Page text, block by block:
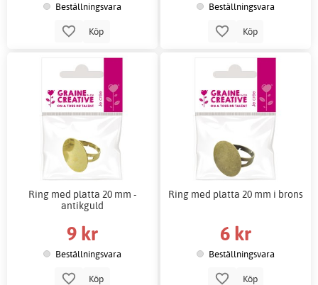
Beställningsvara
Köp
Beställningsvara
Köp
Ring med platta 20 mm -
antikguld
9 kr
Beställningsvara
Köp
Ring med platta 20 mm i brons
6 kr
Beställningsvara
Köp